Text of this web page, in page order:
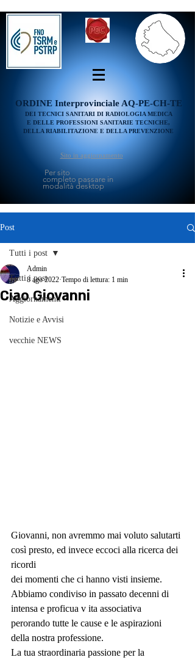
ORDINE Interprovinciale AQ-PE-CH-TE
DEI TECNICI SANITARI DI RADIOLOGIA MEDICA
E DELLE PROFESSIONI SANITARIE TECNICHE,
DELLA RIABILITAZIONE E DELLA PREVENZIONE
Sito in aggiornamento
Per sito
completo passare in
modalità desktop
Post
Tutti i post
Aggiornamenti
Notizie e Avvisi
vecchie NEWS
Tutti i post
Ciao Giovanni
Admin
8 ago 2022 Tempo di lettura: 1 min
Giovanni, non avremmo mai voluto salutarti
così presto, ed invece eccoci alla ricerca dei
ricordi
dei momenti che ci hanno visti insieme.
Abbiamo condiviso in passato decenni di
intensa e proficua v ita associativa
perorando tutte le cause e le aspirazioni
della nostra professione.
La tua straordinaria passione per la